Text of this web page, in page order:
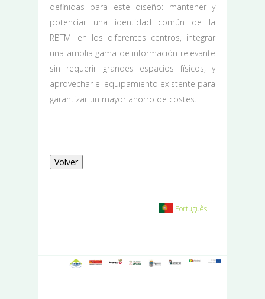
definidas para este diseño: mantener y
potenciar una identidad común de la
RBTMI en los diferentes centros, integrar
una amplia gama de información relevante
sin requerir grandes espacios físicos, y
aprovechar el equipamiento existente para
garantizar un mayor ahorro de costes.
Volver
Português